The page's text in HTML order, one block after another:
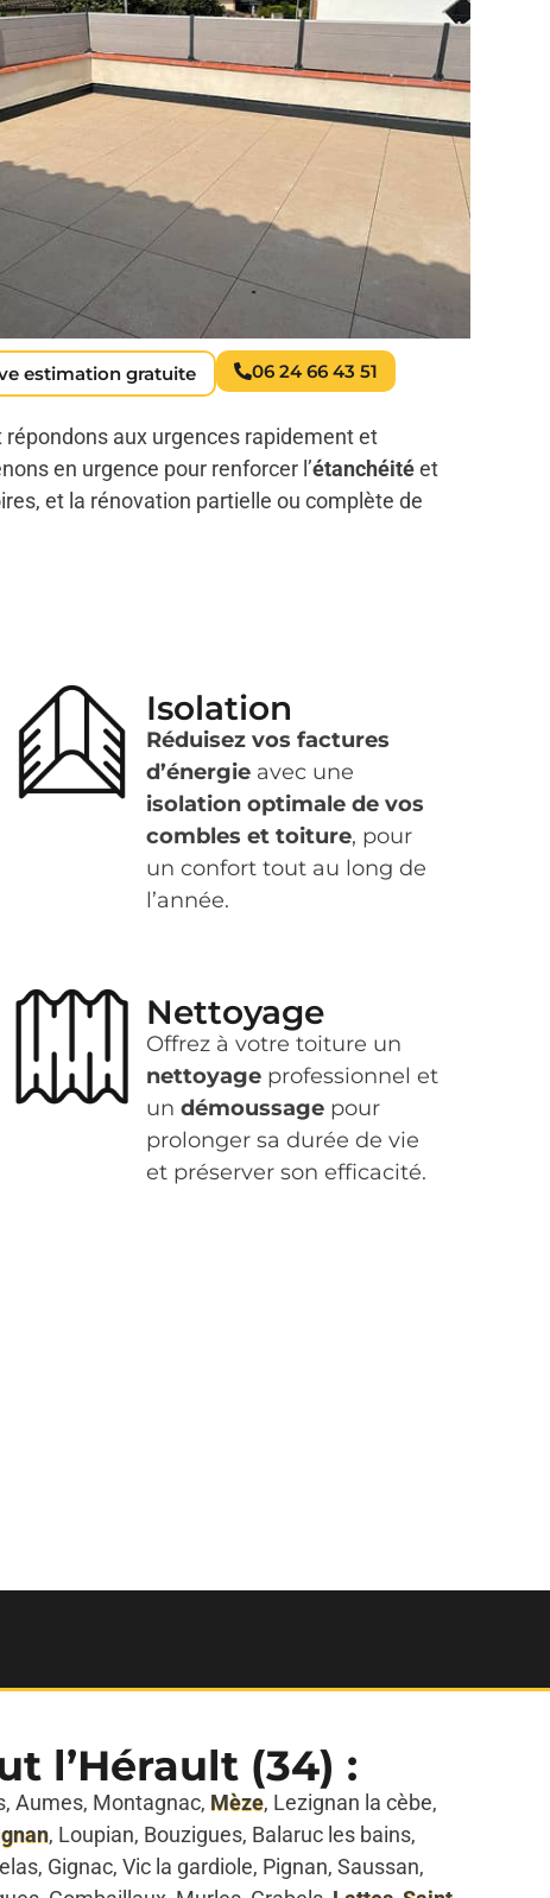
estimation gratuite 06 24 66 43 51
répondons aux urgences rapidement et
en urgence pour renforcer l’étanchéitéet
et la rénovation partielle ou complète de
Isolation
Réduisez vos factures
d’énergieavec une
isolation optimale de vos
combles et toiture, pour
un confort tout au long de
l’année.
Nettoyage
Offrez à votre toiture un
nettoyageprofessionnel et
un démoussagepour
prolonger sa durée de vie
et préserver son efficacité.
l’Hérault (34) :
Aumes, Montagnac, Mèze, Lezignan la cèbe,
, Loupian, Bouzigues, Balaruc les bains,
Gignac, Vic la gardiole, Pignan, Saussan,